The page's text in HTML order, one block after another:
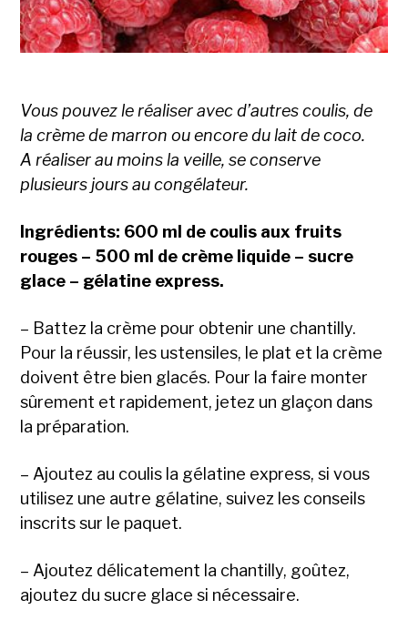
Vous pouvez le réaliser avec d’autres coulis, de
la crème de marron ou encore du lait de coco.
A réaliser au moins la veille, se conserve
plusieurs jours au congélateur.
Ingrédients: 600 ml de coulis aux fruits
rouges – 500 ml de crème liquide – sucre
glace – gélatine express.
– Battez la crème pour obtenir une chantilly.
Pour la réussir, les ustensiles, le plat et la crème
doivent être bien glacés. Pour la faire monter
sûrement et rapidement, jetez un glaçon dans
la préparation.
– Ajoutez au coulis la gélatine express, si vous
utilisez une autre gélatine, suivez les conseils
inscrits sur le paquet.
– Ajoutez délicatement la chantilly, goûtez,
ajoutez du sucre glace si nécessaire.